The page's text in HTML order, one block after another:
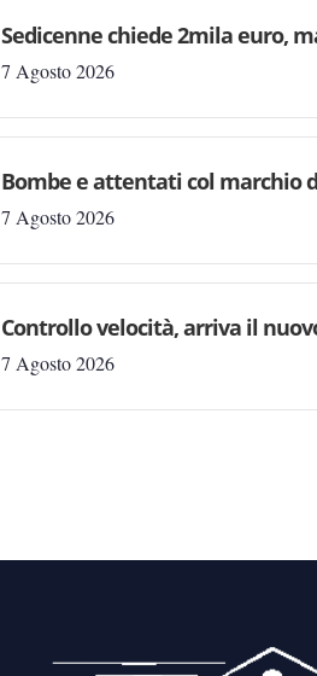
Sedicenne chiede 2mila euro,
7 Agosto 2026
Bombe e attentati col marchio
7 Agosto 2026
Controllo velocità, arriva il
7 Agosto 2026